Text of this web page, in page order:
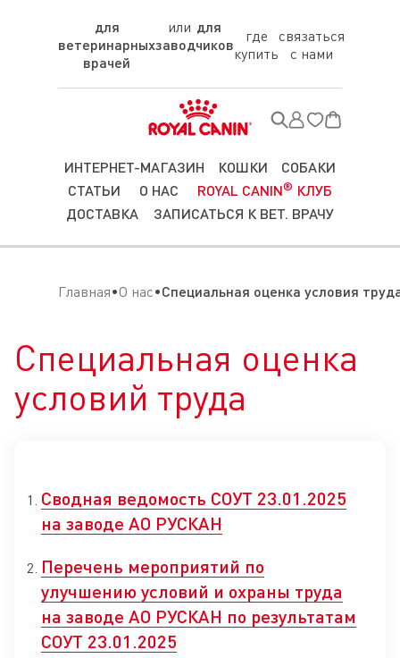
для
ветеринарных
врачей
для
заводчиков
где
купить
связаться
с нами
ИНТЕРНЕТ-МАГАЗИН КОШКИ
СОБАКИ
СТАТЬИ
О НАС ROYAL CANIN® КЛУБ
ДОСТАВКА
ЗАПИСАТЬСЯ К ВЕТ. ВРАЧУ
Главная О нас Специальная оценка условия
Специальная оценка
условий труда
Сводная ведомость СОУТ 23.01.2025
на заводе АО РУСКАН
Перечень мероприятий по
улучшению условий и охраны труда
на заводе АО РУСКАН по результатам
СОУТ 23.01.2025